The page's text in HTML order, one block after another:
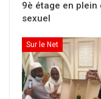
Premier
Source :
9è étage en plein
sexuel
Sur le Net